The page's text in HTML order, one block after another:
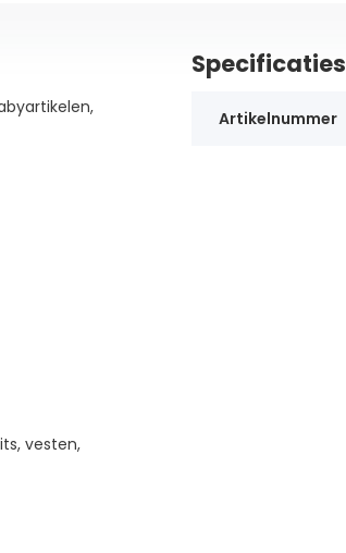
vesten,
Specificaties
Artikelnummer